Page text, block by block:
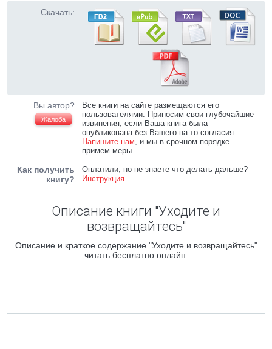
Скачать:
Вы автор?
Жалоба
Все книги на сайте размещаются его
пользователями. Приносим свои глубочайшие
извинения, если Ваша книга была
опубликована без Вашего на то согласия.
Напишите нам, и мы в срочном порядке
примем меры.
Как получить
книгу?
Оплатили, но не знаете что делать дальше?
Инструкция.
Описание книги "Уходите и
возвращайтесь"
Описание и краткое содержание "Уходите и возвращайтесь"
читать бесплатно онлайн.